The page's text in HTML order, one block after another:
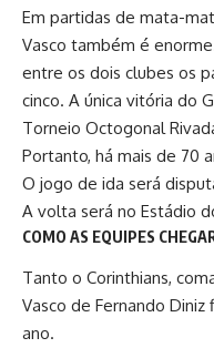
Em partidas de mata-
Vasco também é
entre os dois clubes os
cinco. A única vitória do
Torneio Octogonal
Portanto, há mais de 70
O jogo de ida será
A volta será no Estádio
COMO AS EQUIPES
Tanto o Corinthians,
Vasco de Fernando Diniz
ano.